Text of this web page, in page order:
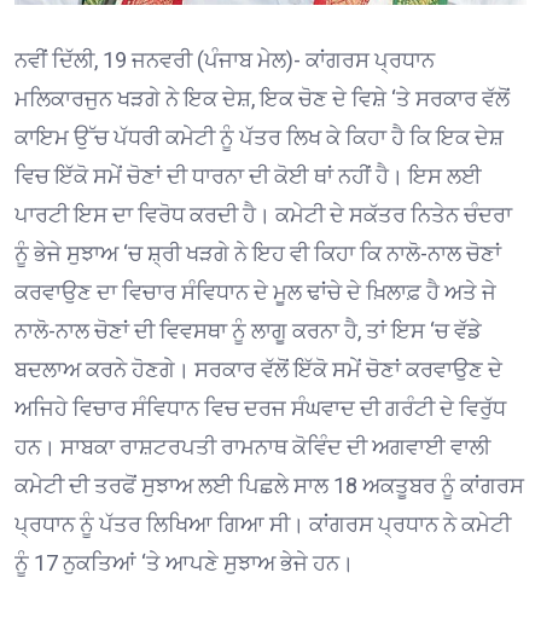
ਨਵੀਂ ਦਿੱਲੀ, 19 ਜਨਵਰੀ (ਪੰਜਾਬ ਮੇਲ)- ਕਾਂਗਰਸ ਪ੍ਰਧਾਨ
ਮਲਿਕਾਰਜੁਨ ਖੜਗੇ ਨੇ ਇਕ ਦੇਸ਼, ਇਕ ਚੋਣ ਦੇ ਵਿਸ਼ੇ ‘ਤੇ ਸਰਕਾਰ ਵੱਲੋਂ
ਕਾਇਮ ਉੱਚ ਪੱਧਰੀ ਕਮੇਟੀ ਨੂੰ ਪੱਤਰ ਲਿਖ ਕੇ ਕਿਹਾ ਹੈ ਕਿ ਇਕ ਦੇਸ਼
ਵਿਚ ਇੱਕੋ ਸਮੇਂ ਚੋਣਾਂ ਦੀ ਧਾਰਨਾ ਦੀ ਕੋਈ ਥਾਂ ਨਹੀਂ ਹੈ। ਇਸ ਲਈ
ਪਾਰਟੀ ਇਸ ਦਾ ਵਿਰੋਧ ਕਰਦੀ ਹੈ। ਕਮੇਟੀ ਦੇ ਸਕੱਤਰ ਨਿਤੇਨ ਚੰਦਰਾ
ਨੂੰ ਭੇਜੇ ਸੁਝਾਅ ‘ਚ ਸ਼੍ਰੀ ਖੜਗੇ ਨੇ ਇਹ ਵੀ ਕਿਹਾ ਕਿ ਨਾਲੋ-ਨਾਲ ਚੋਣਾਂ
ਕਰਵਾਉਣ ਦਾ ਵਿਚਾਰ ਸੰਵਿਧਾਨ ਦੇ ਮੂਲ ਢਾਂਚੇ ਦੇ ਖ਼ਿਲਾਫ਼ ਹੈ ਅਤੇ ਜੇ
ਨਾਲੋ-ਨਾਲ ਚੋਣਾਂ ਦੀ ਵਿਵਸਥਾ ਨੂੰ ਲਾਗੂ ਕਰਨਾ ਹੈ, ਤਾਂ ਇਸ ‘ਚ ਵੱਡੇ
ਬਦਲਾਅ ਕਰਨੇ ਹੋਣਗੇ। ਸਰਕਾਰ ਵੱਲੋਂ ਇੱਕੋ ਸਮੇਂ ਚੋਣਾਂ ਕਰਵਾਉਣ ਦੇ
ਅਜਿਹੇ ਵਿਚਾਰ ਸੰਵਿਧਾਨ ਵਿਚ ਦਰਜ ਸੰਘਵਾਦ ਦੀ ਗਰੰਟੀ ਦੇ ਵਿਰੁੱਧ
ਹਨ। ਸਾਬਕਾ ਰਾਸ਼ਟਰਪਤੀ ਰਾਮਨਾਥ ਕੋਵਿੰਦ ਦੀ ਅਗਵਾਈ ਵਾਲੀ
ਕਮੇਟੀ ਦੀ ਤਰਫੋਂ ਸੁਝਾਅ ਲਈ ਪਿਛਲੇ ਸਾਲ 18 ਅਕਤੂਬਰ ਨੂੰ ਕਾਂਗਰਸ
ਪ੍ਰਧਾਨ ਨੂੰ ਪੱਤਰ ਲਿਖਿਆ ਗਿਆ ਸੀ। ਕਾਂਗਰਸ ਪ੍ਰਧਾਨ ਨੇ ਕਮੇਟੀ
ਨੂੰ 17 ਨੁਕਤਿਆਂ ‘ਤੇ ਆਪਣੇ ਸੁਝਾਅ ਭੇਜੇ ਹਨ।